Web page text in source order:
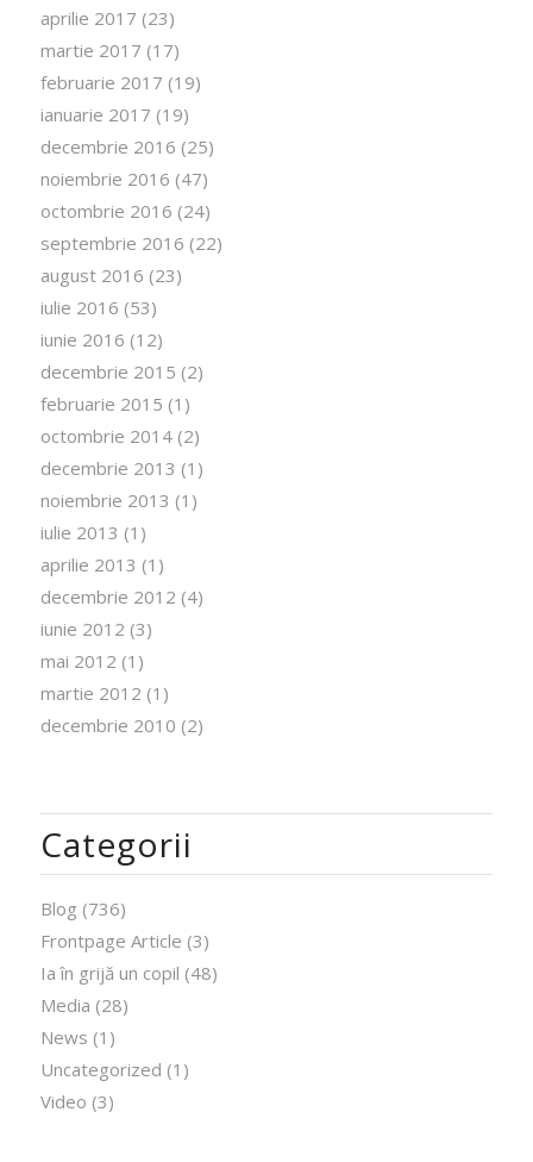
aprilie 2017 (23)
martie 2017 (17)
februarie 2017 (19)
ianuarie 2017 (19)
decembrie 2016 (25)
noiembrie 2016 (47)
octombrie 2016 (24)
septembrie 2016 (22)
august 2016 (23)
iulie 2016 (53)
iunie 2016 (12)
decembrie 2015 (2)
februarie 2015 (1)
octombrie 2014(2)
decembrie 2013 (1)
noiembrie 2013 (1)
iulie 2013 (1)
aprilie 2013 (1)
decembrie 2012 (4)
iunie 2012 (3)
mai 2012 (1)
martie 2012 (1)
decembrie 2010 (2)
Categorii
Blog (736)
Frontpage Article (3)
Ia în grijă un copil (48)
Media (28)
News (1)
Uncategorized (1)
Video (3)